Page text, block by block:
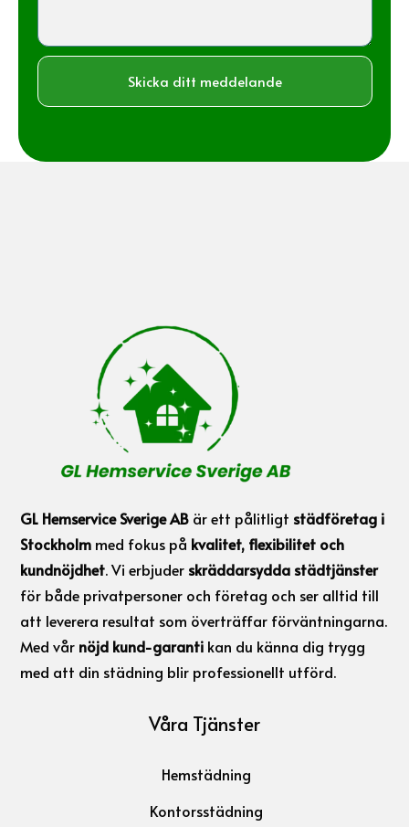
Skicka ditt meddelande
GL Hemservice Sverige AB är ett pålitligt städföretag i
Stockholm med fokus på kvalitet, flexibilitet och
kundnöjdhet. Vi erbjuder skräddarsydda städtjänster
för både privatpersoner och företag och ser alltid till
att leverera resultat som överträffar förväntningarna.
Med vår nöjd kund-garanti kan du känna dig trygg
med att din städning blir professionellt utförd.
Våra Tjänster
Hemstädning
Kontorsstädning